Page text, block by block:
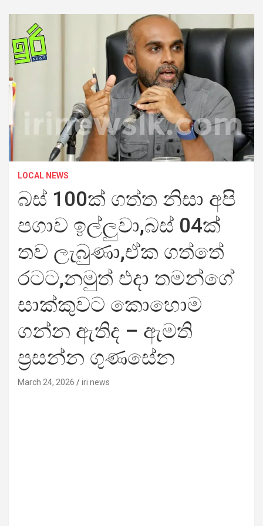
LOCAL NEWS
බස් 100ක් ගත්ත නිසා අපි
පගාව ඉල්ලුවා,බස් 04ක්
තව ලැබුණා,ඒක ගත්තේ
රටට,නමුත් එදා තමන්ගේ
සාක්කුවට කොහොම
ගන්න ඇතිද – ඇමති
ප්‍රසන්න ගුණසේන
March 24, 2026 iri news